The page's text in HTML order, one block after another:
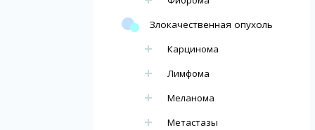
Злокачественная опухоль
Карцинома
Лимфома
Меланома
Метастазы